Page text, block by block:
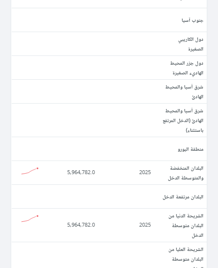
جنوب آسيا
دول الكاريبي
الصغيرة
دول جزر المحيط
الهاديء الصغيرة
شرق آسيا والمحيط
الهادئ
شرق آسيا والمحيط
الهادئ (الدخل المرتفع
باستثناء)
منطقة اليورو
البلدان المنخفضة
والمتوسطة الدخل
2025
5,964,782.0
البلدان مرتفعة الدخل
الشريحة الدنيا من
البلدان متوسطة
الدخل
2025
5,964,782.0
الشريحة العليا من
البلدان متوسطة